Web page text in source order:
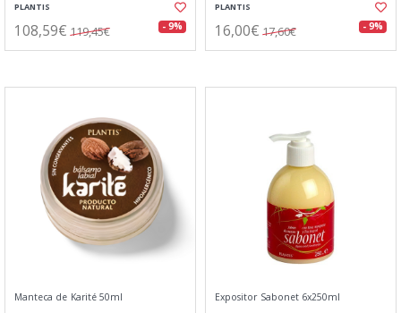
PLANTIS
108,59€ 119,45€ - 9%
PLANTIS
16,00€ 17,60€ - 9%
Manteca de Karité 50ml Expositor Sabonet 6x250ml